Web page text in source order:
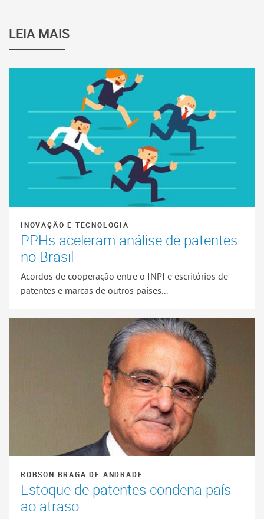
LEIA MAIS
INOVAÇÃO E TECNOLOGIA
PPHs aceleram análise de patentes
no Brasil
Acordos de cooperação entre o INPI e escritórios de
patentes e marcas de outros países...
ROBSON BRAGA DE ANDRADE
Estoque de patentes condena país
ao atraso